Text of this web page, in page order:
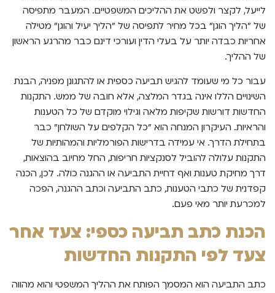
לייעל, לקצר ולפשט את ההליכים המשפטיים. המעבר מתפיסה
של "הליך הוגן" בכל מחיר לתפיסה של "הליך יעיל והוגן" מטילה
אחריות כבדה יותר על בעלי הדין ועורכי דינם כבר מהרגע הראשון
של ההליך.
עבור כל מי שעומד להגיש תביעה כספית או להתגונן מפניה, הבנת
השינויים הללו אינה בגדר המלצה, אלא חובה של ממש. התקנות
החדשות דורשות שקיפות מלאה וגילוי מוקדם של כל הטענות
והראיות. העיקרון המנחה הוא "כל הקלפים על השולחן" כבר
בתחילת הדרך. אי עמידה בדרישות הפורמליות והמהותיות של
התקנות עלולה להוביל לסנקציות חריפות, החל מחיוב בהוצאות,
דרך מחיקת טענות ואף דחיית התביעה או ההגנה כולה. לכן, הכנה
קפדנית של כתבי הטענות, כתב התביעה וכתב ההגנה, הפכה
למכרעת יותר מאי פעם.
הכנת כתב תביעה כספי: צעד אחר
צעד לפי התקנות החדשות
כתב התביעה הוא המסמך הפותח את ההליך המשפטי והוא מהווה